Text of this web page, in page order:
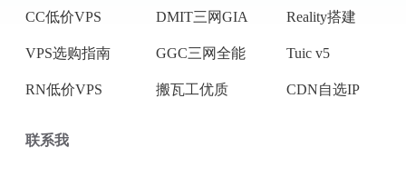
CC低价VPS
VPS选购指南
RN低价VPS
DMIT三网GIA
GGC三网全能
搬瓦工优质
Reality搭建
Tuic v5
CDN自选IP
联系我